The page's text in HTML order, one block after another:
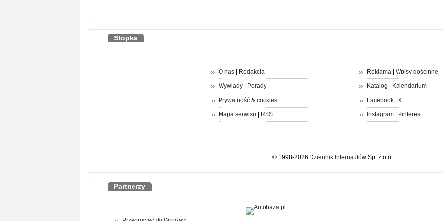
Stopka
O nas| Redakcja
Wywiady| Porady
Prywatność& cookies
Mapa serwisu RSS
Reklama| Wpisy gościnne
Katalog Kalendarium
Facebook| X
Instagram| Pinterest
© 1998-2026 Dziennik InternautówSp. z o.o.
Partnerzy